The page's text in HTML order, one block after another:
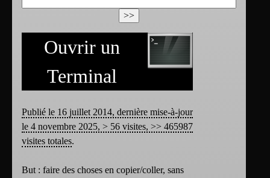
Ouvrir un
Terminal
Publié le 16 juillet 2014, dernière mise-à-jour
le 4 novembre 2025, > 56 visites, >> 465987
visites totales.
But : faire des choses en copier/coller, sans